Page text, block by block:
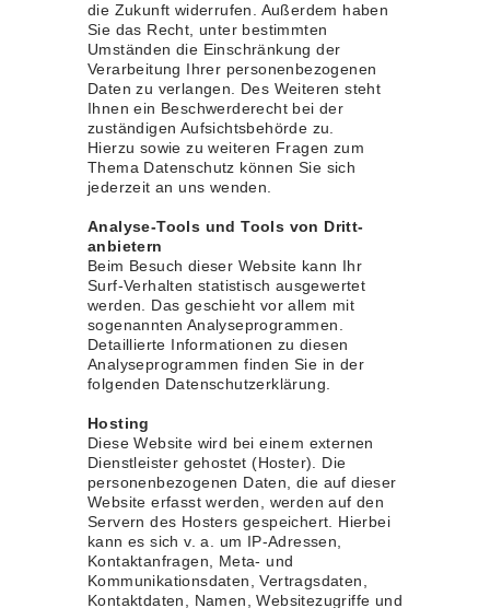
die Zukunft widerrufen. Außerdem haben
Sie das Recht, unter bestimmten
Umständen die Einschränkung der
Verarbeitung Ihrer personenbezogenen
Daten zu verlangen. Des Weiteren steht
Ihnen ein Beschwerderecht bei der
zuständigen Aufsichtsbehörde zu.
Hierzu sowie zu weiteren Fragen zum
Thema Datenschutz können Sie sich
jederzeit an uns wenden.
Analyse-Tools und Tools von Dritt­
anbietern
Beim Besuch dieser Website kann Ihr
Surf-Verhalten statistisch ausgewertet
werden. Das geschieht vor allem mit
sogenannten Analyseprogrammen.
Detaillierte Informationen zu diesen
Analyseprogrammen finden Sie in der
folgenden Datenschutzerklärung.
Hosting
Diese Website wird bei einem externen
Dienstleister gehostet (Hoster). Die
personenbezogenen Daten, die auf dieser
Website erfasst werden, werden auf den
Servern des Hosters gespeichert. Hierbei
kann es sich v. a. um IP-Adressen,
Kontaktanfragen, Meta- und
Kommunikationsdaten, Vertragsdaten,
Kontaktdaten, Namen, Websitezugriffe und